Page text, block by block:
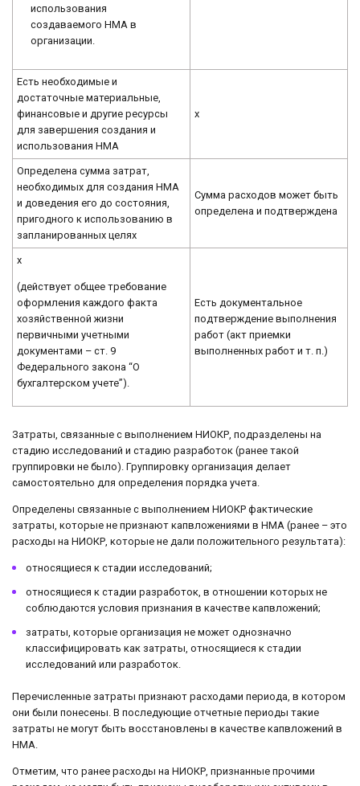
использования
создаваемого НМА в
организации.
Есть необходимые и
достаточные материальные,
финансовые и другие ресурсы
для завершения создания и
использования НМА
x
Определена сумма затрат,
необходимых для создания НМА
и доведения его до состояния,
пригодного к использованию в
запланированных целях
Сумма расходов может быть
определена и подтверждена
х
(действует общее требование
оформления каждого факта
хозяйственной жизни
первичными учетными
документами – ст. 9
Федерального закона “О
бухгалтерском учете”).
Есть документальное
подтверждение выполнения
работ (акт приемки
выполненных работ и т. п.)
Затраты, связанные с выполнением НИОКР, подразделены на
стадию исследований и стадию разработок (ранее такой
группировки не было). Группировку организация делает
самостоятельно для определения порядка учета.
Определены связанные с выполнением НИОКР фактические
затраты, которые не признают капвложениями в НМА (ранее – это
расходы на НИОКР, которые не дали положительного результата):
относящиеся к стадии исследований;
относящиеся к стадии разработок, в отношении которых не
соблюдаются условия признания в качестве капвложений;
затраты, которые организация не может однозначно
классифицировать как затраты, относящиеся к стадии
исследований или разработок.
Перечисленные затраты признают расходами периода, в котором
они были понесены. В последующие отчетные периоды такие
затраты не могут быть восстановлены в качестве капвложений в
НМА.
Отметим, что ранее расходы на НИОКР, признанные прочими